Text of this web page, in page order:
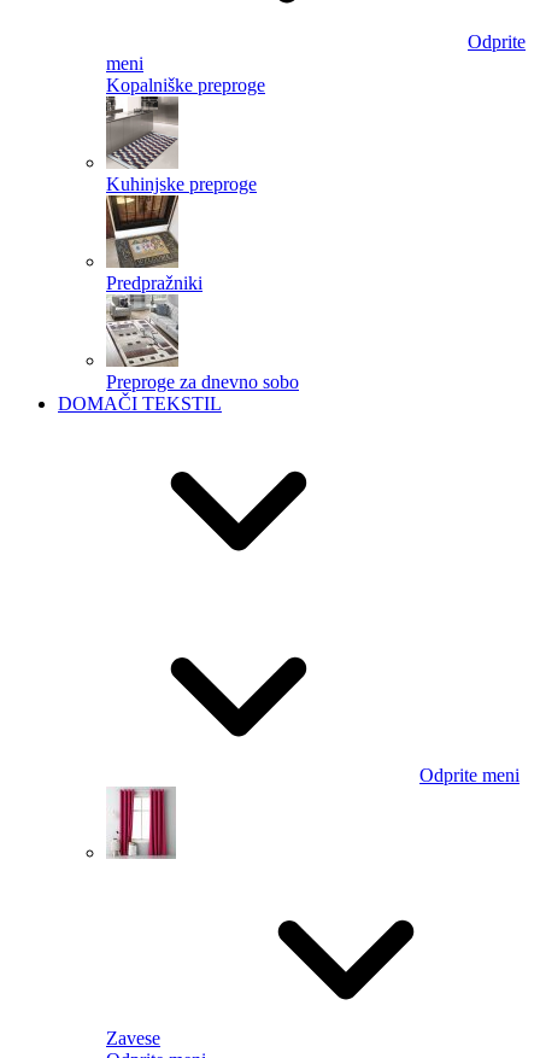
Odprite
meni
Kopalniške preproge
Kuhinjske preproge
Predpražniki
Preproge za dnevno sobo
DOMAČI TEKSTIL
Odprite meni
Zavese